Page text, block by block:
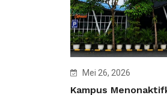
Mei 26, 2026
Kampus